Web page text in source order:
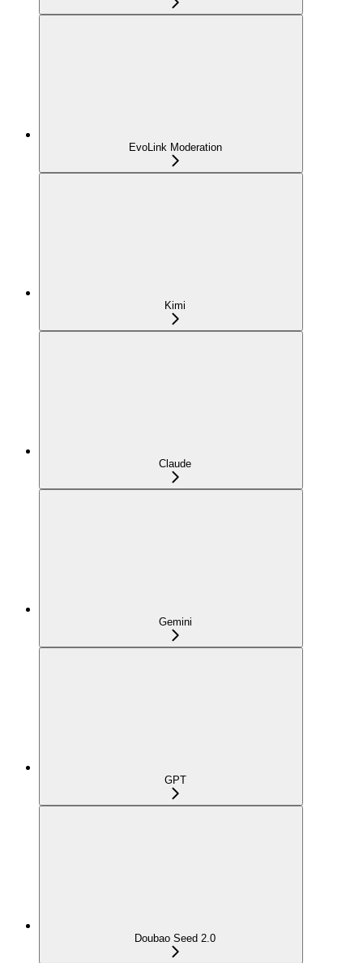
EvoLink Moderation
Kimi
Claude
Gemini
GPT
Doubao Seed 2.0